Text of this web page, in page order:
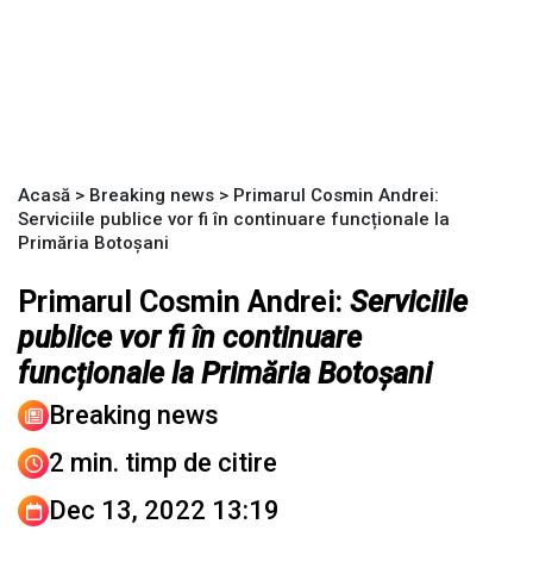
Acasă > Breaking news > Primarul Cosmin Andrei:
Serviciile publice vor fi în continuare funcționale la
Primăria Botoșani
Primarul Cosmin Andrei: Serviciile
publice vor fi în continuare
funcționale la Primăria Botoșani
Breaking news
2 min. timp de citire
Dec 13, 2022 13:19